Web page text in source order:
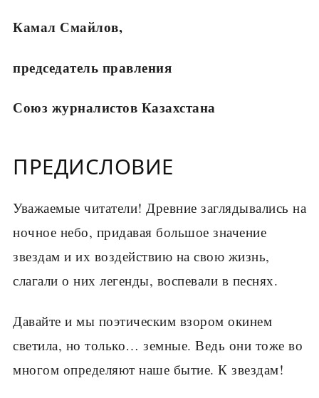
Камал Смайлов,
председатель правления
Союз журналистов Казахстана
ПРЕДИСЛОВИЕ
Уважаемые читатели! Древние заглядывались на
ночное небо, придавая большое значение
звездам и их воздействию на свою жизнь,
слагали о них легенды, воспевали в песнях.
Давайте и мы поэтическим взором окинем
светила, но только… земные. Ведь они тоже во
многом определяют наше бытие. К звездам!